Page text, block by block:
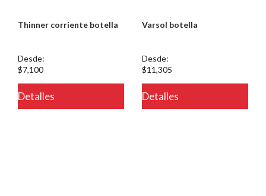
Thinner corriente botella
Desde:
$7,100
Detalles
Varsol botella
Desde:
$11,305
Detalles